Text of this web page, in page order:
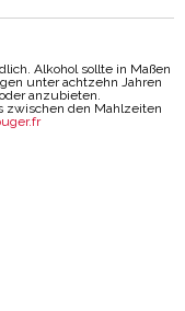
Alkohol sollte in Maßen
unter achtzehn Jahren
anzubieten.
zwischen den Mahlzeiten